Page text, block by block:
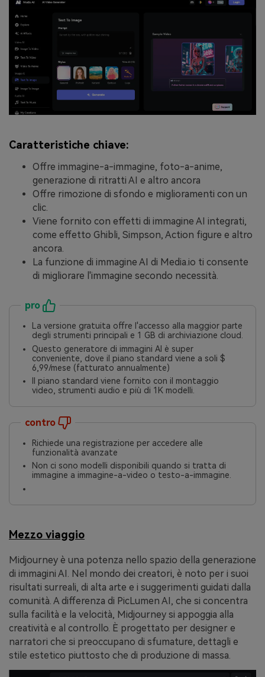
Caratteristiche chiave:
Offre immagine-a-immagine, foto-a-anime,
generazione di ritratti AI e altro ancora
Offre rimozione di sfondo e miglioramenti con un
clic.
Viene fornito con effetti di immagine AI integrati,
come effetto Ghibli, Simpson, Action figure e altro
ancora.
La funzione di immagine AI di Media.io ti consente
di migliorare l'immagine secondo necessità.
pro
La versione gratuita offre l'accesso alla maggior parte
degli strumenti principali e 1 GB di archiviazione cloud.
Questo generatore di immagini AI è super
conveniente, dove il piano standard viene a soli $
6,99/mese (fatturato annualmente)
Il piano standard viene fornito con il montaggio
video, strumenti audio e più di 1K modelli.
contro
Richiede una registrazione per accedere alle
funzionalità avanzate
Non ci sono modelli disponibili quando si tratta di
immagine a immagine-a-video o testo-a-immagine.
Mezzo viaggio
Midjourney è una potenza nello spazio della generazione
di immagini AI. Nel mondo dei creatori, è noto per i suoi
risultati surreali, di alta arte e i suggerimenti guidati dalla
comunità. A differenza di PicLumen AI, che si concentra
sulla facilità e la velocità, Midjourney si appoggia alla
creatività e al controllo. È progettato per designer e
narratori che si preoccupano di sfumature, dettagli e
stile estetico piuttosto che di produzione di massa.